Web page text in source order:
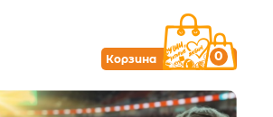
0
Корзина